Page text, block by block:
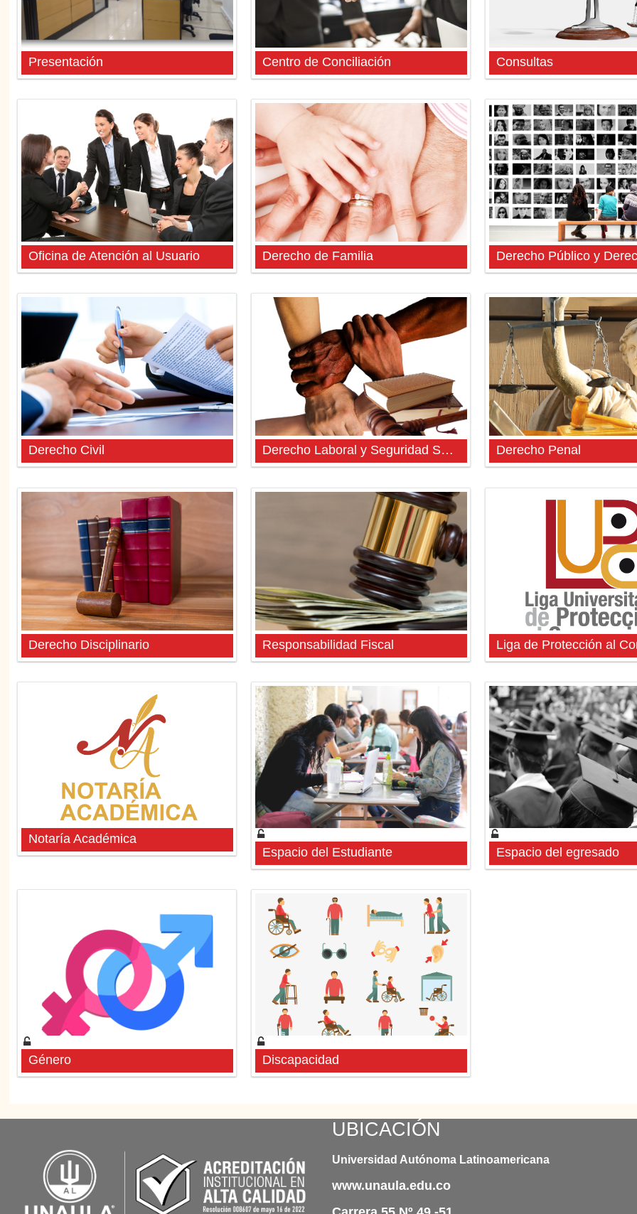
Presentación Centro de Conciliación Consultas
Oficina de Atención al Usuario Derecho de Familia
Derecho Civil Derecho Laboral y Seguridad Social Derecho Penal
Derecho Disciplinario Responsabilidad Fiscal Liga de Protección al
Notaría Académica
Espacio del Estudiante
Espacio del egresado
Género Discapacidad
UBICACIÓN
Universidad Autónoma Latinoamericana
www.unaula.edu.co